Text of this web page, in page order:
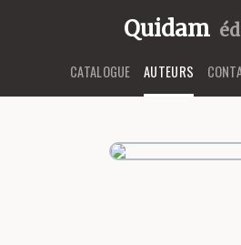
Quidam
CATALOGUE AUTEURS